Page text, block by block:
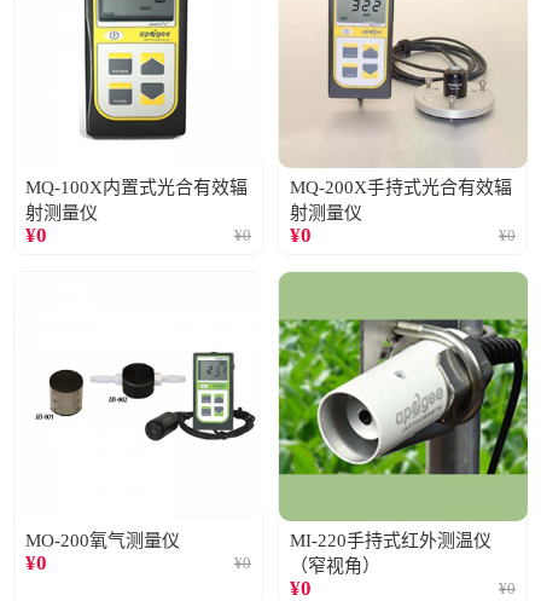
MQ-100X内置式光合有效辐
射测量仪
¥0 ¥0
MQ-200X手持式光合有效辐
射测量仪
¥0 ¥0
MO-200氧气测量仪
¥0 ¥0
MI-220手持式红外测温仪
（窄视角）
¥0 ¥0